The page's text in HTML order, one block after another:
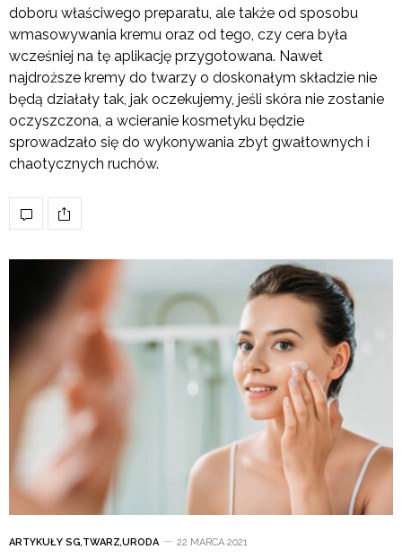
doboru właściwego preparatu, ale także od sposobu
wmasowywania kremu oraz od tego, czy cera była
wcześniej na tę aplikację przygotowana. Nawet
najdroższe kremy do twarzy o doskonałym składzie nie
będą działały tak, jak oczekujemy, jeśli skóra nie zostanie
oczyszczona, a wcieranie kosmetyku będzie
sprowadzało się do wykonywania zbyt gwałtownych i
chaotycznych ruchów.
ARTYKUŁY SG,TWARZ,URODA 22 MARCA 2021